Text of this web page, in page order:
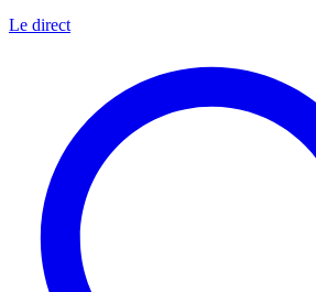
Le direct